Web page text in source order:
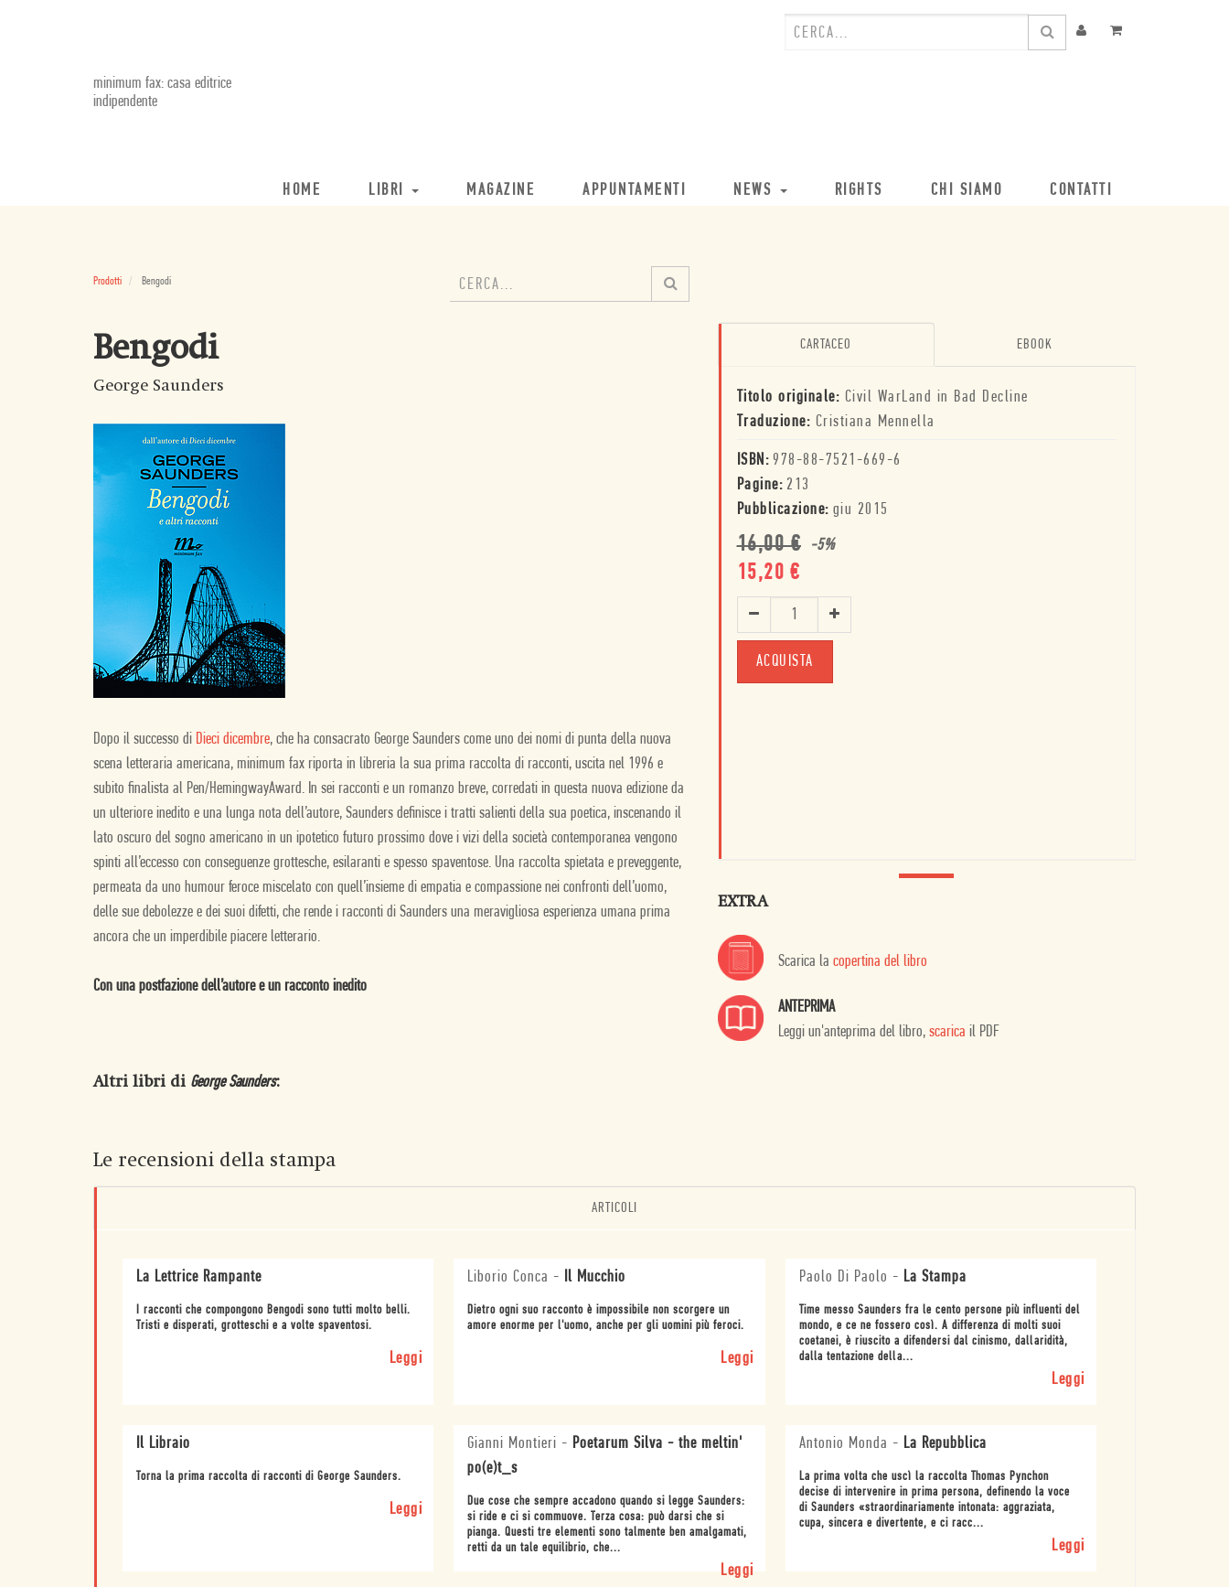
minimum fax: casa editrice
indipendente
HOME LIBRI MAGAZINE APPUNTAMENTI NEWS RIGHTS CHI SIAMO CONTATTI
Prodotti Bengodi
Bengodi
George Saunders
Dopo il successo di Dieci dicembre, che ha consacrato George Saunders come uno dei nomi di punta della nuova
scena letteraria americana, minimum fax riporta in libreria la sua prima raccolta di racconti, uscita nel 1996 e
subito finalista al Pen/HemingwayAward. In sei racconti e un romanzo breve, corredati in questa nuova edizione da
un ulteriore inedito e una lunga nota dell’autore, Saunders definisce i tratti salienti della sua poetica, inscenando il
lato oscuro del sogno americano in un ipotetico futuro prossimo dove i vizi della società contemporanea vengono
spinti all’eccesso con conseguenze grottesche, esilaranti e spesso spaventose. Una raccolta spietata e preveggente,
permeata da uno humour feroce miscelato con quell’insieme di empatia e compassione nei confronti dell’uomo,
delle sue debolezze e dei suoi difetti, che rende i racconti di Saunders una meravigliosa esperienza umana prima
ancora che un imperdibile piacere letterario.
Con una postfazione dell’autore e un racconto inedito
CARTACEO EBOOK
Titolo originale: Civil WarLand in Bad Decline
Traduzione: Cristiana Mennella
ISBN: 978-88-7521-669-6
Pagine: 213
Pubblicazione: giu 2015
16,00€ -5%
15,20 €
ACQUISTA
EXTRA
Scarica la copertina del libro
ANTEPRIMA
Leggi un'anteprima del libro, scarica il PDF
Altri libri di George Saunders:
Le recensioni della stampa
ARTICOLI
La Lettrice Rampante
I racconti che compongono Bengodi sono tutti molto belli.
Tristi e disperati, grotteschi e a volte spaventosi.
Leggi
Liborio Conca - Il Mucchio
Dietro ogni suo racconto è impossibile non scorgere un
amore enorme per l'uomo, anche per gli uomini più feroci.
Leggi
Paolo Di Paolo - La Stampa
Time messo Saunders fra le cento persone più influenti del
mondo, e ce ne fossero così. A differenza di molti suoi
coetanei, è riuscito a difendersi dal cinismo, dallaridità,
dalla tentazione della...
Leggi
Il Libraio
Torna la prima raccolta di racconti di George Saunders.
Leggi
Gianni Montieri - Poetarum Silva - the meltin'
po(e)t_s
Due cose che sempre accadono quando si legge Saunders:
si ride e ci si commuove. Terza cosa: può darsi che si
pianga. Questi tre elementi sono talmente ben amalgamati,
retti da un tale equilibrio, che...
Leggi
Antonio Monda - La Repubblica
La prima volta che uscì la raccolta Thomas Pynchon
decise di intervenire in prima persona, definendo la voce
di Saunders «straordinariamente intonata: aggraziata,
cupa, sincera e divertente, e ci racc...
Leggi